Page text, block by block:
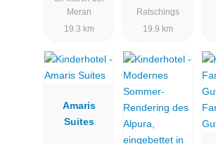
Meran
19.3 km
Ratschings
19.9 km
Amaris
Suites